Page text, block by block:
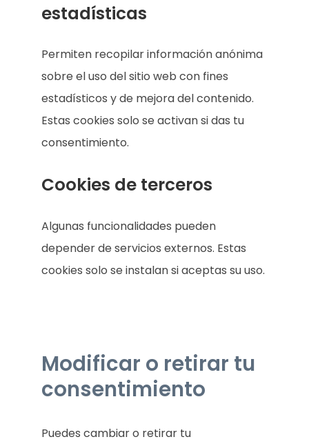
estadísticas
Permiten recopilar información anónima
sobre el uso del sitio web con fines
estadísticos y de mejora del contenido.
Estas cookies solo se activan si das tu
consentimiento.
Cookies de terceros
Algunas funcionalidades pueden
depender de servicios externos. Estas
cookies solo se instalan si aceptas su uso.
Modificar o retirar tu
consentimiento
Puedes cambiar o retirar tu